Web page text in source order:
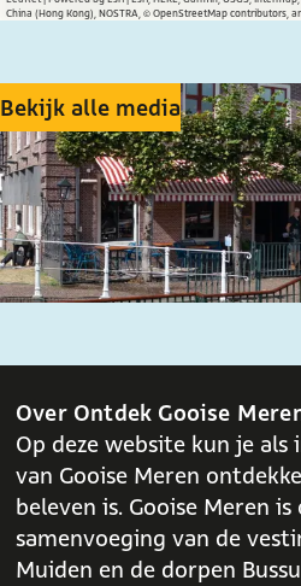
o
o
k
p
p
China (Hong Kong), NOSTRA, © OpenStreetMap contributors,
Bekijk alle media
Over Ontdek Gooise
Op deze website kun je
van Gooise Meren
beleven is. Gooise Meren
samenvoeging van de
Muiden en de dorpen